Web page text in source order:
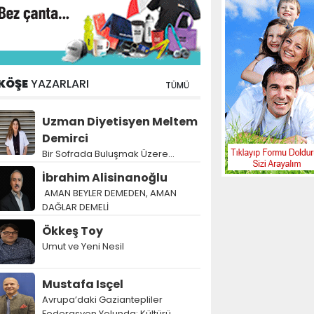
YAZARLARI TÜMÜ
Uzman Diyetisyen Meltem
Demirci
Bir Sofrada Buluşmak Üzere…
İbrahim Alisinanoğlu
AMAN BEYLER DEMEDEN, AMAN
DAĞLAR DEMELİ
Ökkeş Toy
Umut ve Yeni Nesil
Mustafa Isçel
Avrupa’daki Gaziantepliler